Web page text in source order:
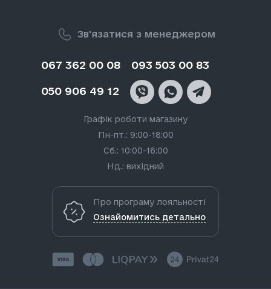
Зв'язатися з менеджером
067 362 00 08 093 503 00 83
050 906 49 12
Графік роботи магазину
Пн-пт.: 9:00-18:00
Сб.: 10:00-16:00
Нд.: вихідний
Про програму лояльності
Ознайомитись детально